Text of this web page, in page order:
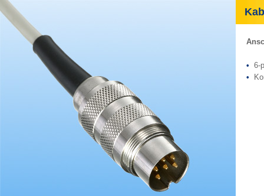
• 6-
•